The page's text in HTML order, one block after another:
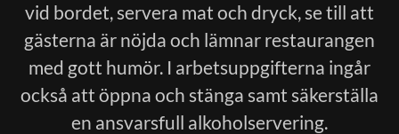
vid bordet, servera mat och dryck, se till att
gästerna är nöjda och lämnar restaurangen
med gott humör. I arbetsuppgifterna ingår
också att öppna och stänga samt säkerställa
en ansvarsfull alkoholservering.